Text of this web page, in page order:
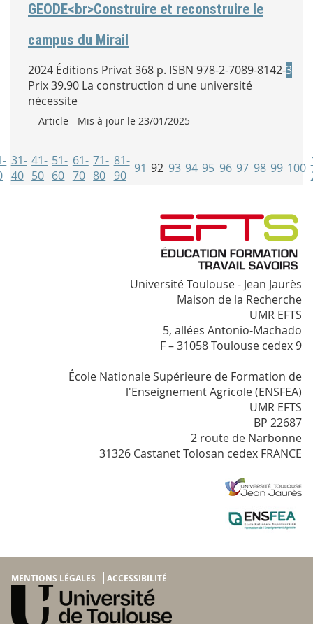
GEODE<br>Construire et reconstruire le
campus du Mirail
2024 Éditions Privat 368 p. ISBN 978-2-7089-8142-3
Prix 39.90 La construction d une université
nécessite
Type :
Article - Mis à jour le 23/01/2025
31-
40
41-
50
51-
60
61-
70
71-
80
81-
90 91 92 93 94 95 96 97 98 99 100
Université Toulouse - Jean Jaurès
Maison de la Recherche
UMR EFTS
5, allées Antonio-Machado
F – 31058 Toulouse cedex 9
École Nationale Supérieure de Formation de
l'Enseignement Agricole (ENSFEA)
UMR EFTS
BP 22687
2 route de Narbonne
31326 Castanet Tolosan cedex FRANCE
MENTIONS LÉGALES ACCESSIBILITÉ